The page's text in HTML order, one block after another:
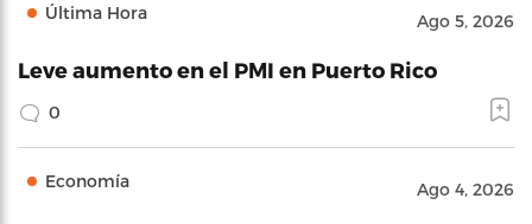
Última Hora Ago 5, 2026
Leve aumento en el PMI en Puerto Rico
0
Economía Ago 4, 2026